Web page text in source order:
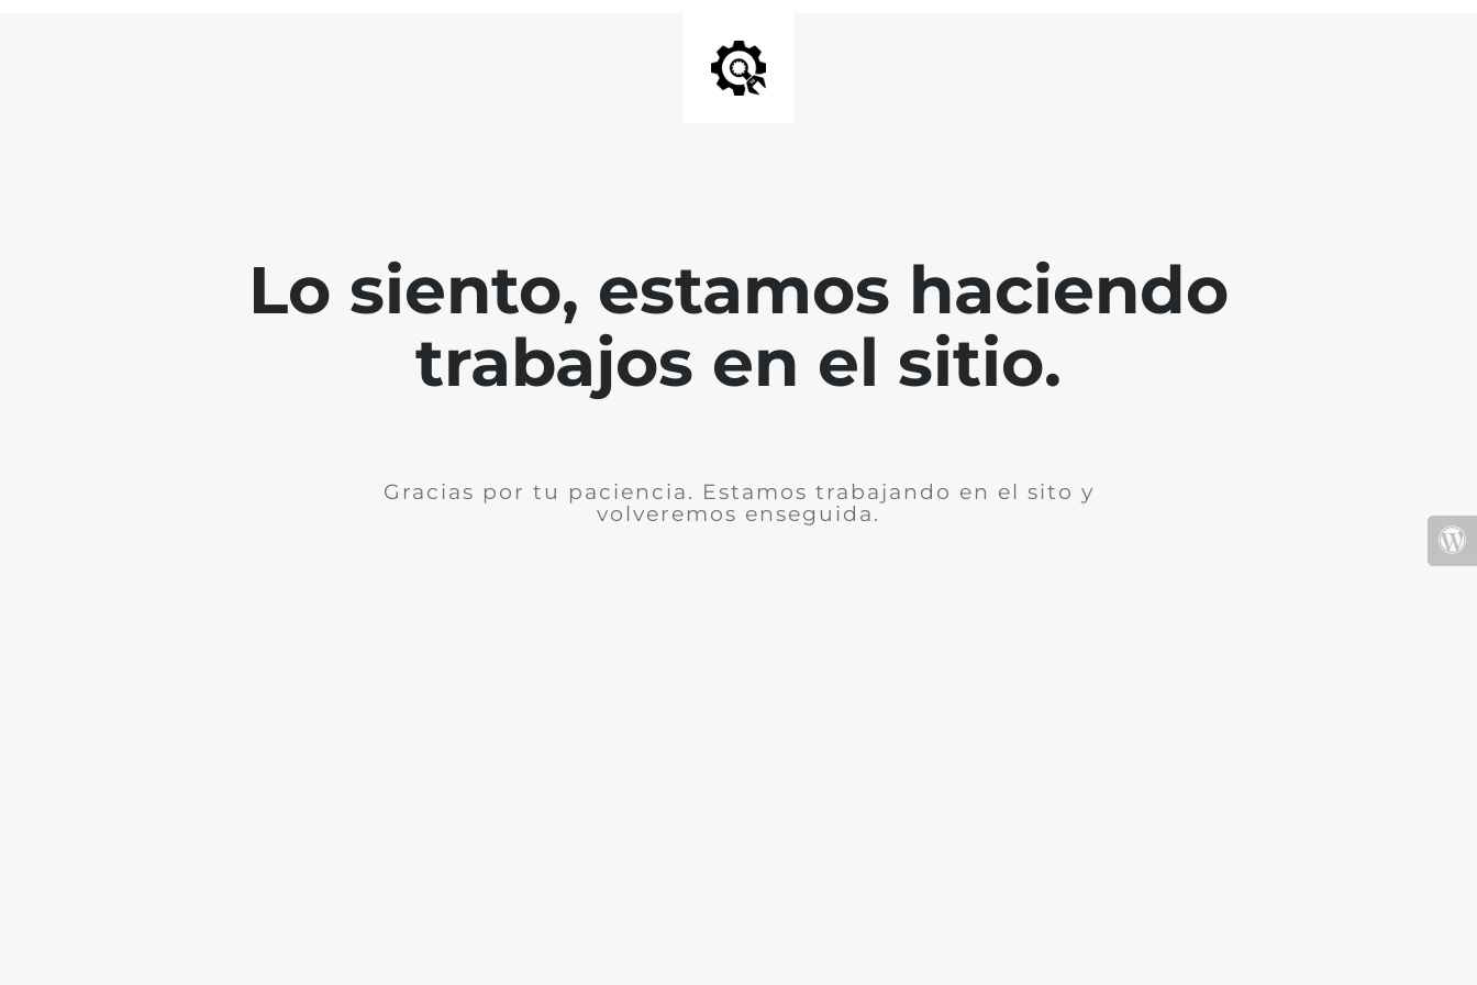
Lo siento, estamos haciendo
trabajos en el sitio.
Gracias por tu paciencia. Estamos trabajando en el sito y
volveremos enseguida.